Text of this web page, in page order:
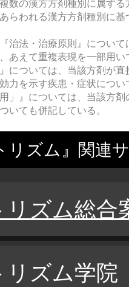
数の漢方方剤種別に属す
らわれる漢方方剤種別に
治法・治療原則』につい
あえて重複表現を一部用い
については、当該方剤が
力を示す疾患・症状につ
」』については、当該方
いても併記している。
リズム』関連
リズム総合
リズム学院